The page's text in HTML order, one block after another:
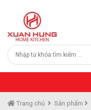
Trang chủ Sản phẩm